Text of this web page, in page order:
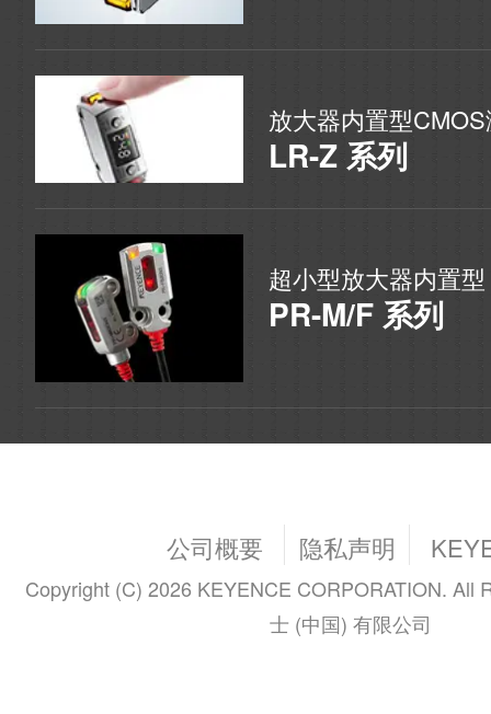
放大器内置型
LR-Z 系列
超小型放大器内置
PR-M/F 系列
公司概要 隐私声明
Copyright (C) 2026 KEYENCE CORPORATION. All
士 (中国) 有限公司